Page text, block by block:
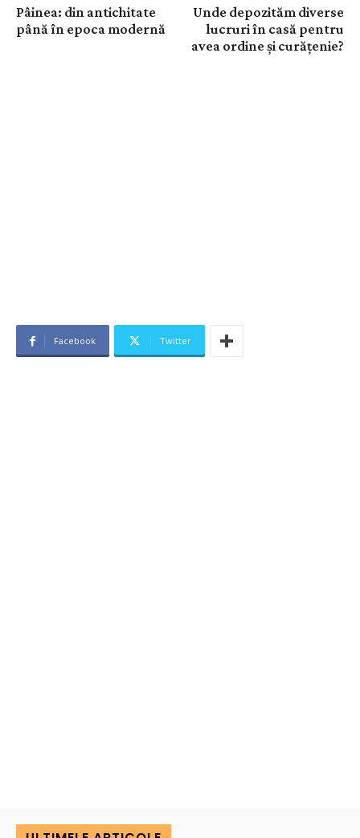
Pâinea: din antichitate
până în epoca modernă
Unde depozităm diverse
lucruri în casă pentru
avea ordine și curățenie?
Facebook Twitter